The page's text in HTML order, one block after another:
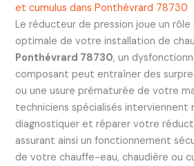
et cumulus dans Ponthévrard 78730
Le réducteur de pression joue un rôle
optimale de votre installation de
Ponthévrard 78730, un
composant peut entraîner des
ou une usure prématurée de votre
techniciens spécialisés interviennent
diagnostiquer et réparer votre
assurant ainsi un fonctionnement
de votre chauffe-eau, chaudière ou